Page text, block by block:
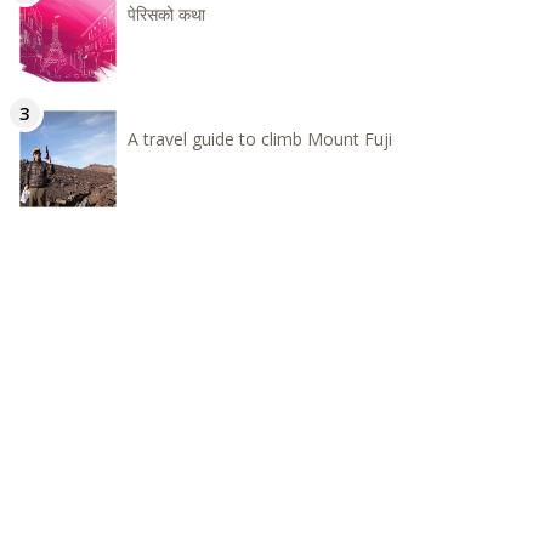
पेरिसको कथा
A travel guide to climb Mount Fuji